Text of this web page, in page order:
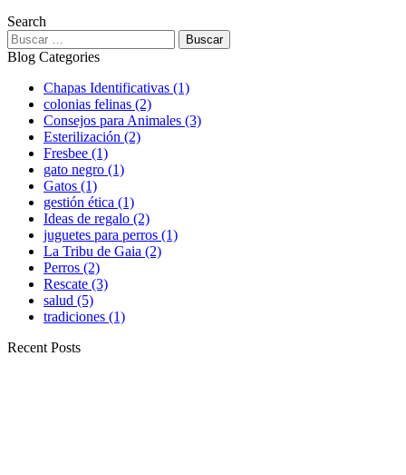
Search
Blog Categories
Chapas Identificativas (1)
colonias felinas (2)
Consejos para Animales (3)
Esterilización (2)
Fresbee (1)
gato negro (1)
Gatos (1)
gestión ética (1)
Ideas de regalo (2)
juguetes para perros (1)
La Tribu de Gaia (2)
Perros (2)
Rescate (3)
salud (5)
tradiciones (1)
Recent Posts